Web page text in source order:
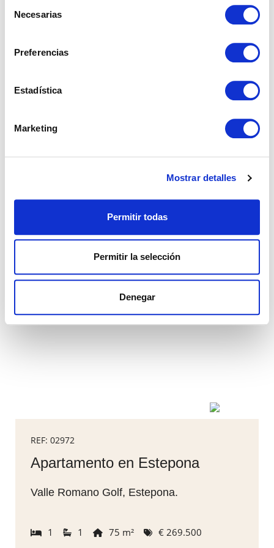
Necesarias
Preferencias
Estadística
Marketing
Mostrar detalles
Permitir todas
Permitir la selección
Denegar
Las Lomas, Estepona.
€ 300.000
REF: 02972
Apartamento en Estepona
Valle Romano Golf, Estepona.
1 1 75 m² € 269.500